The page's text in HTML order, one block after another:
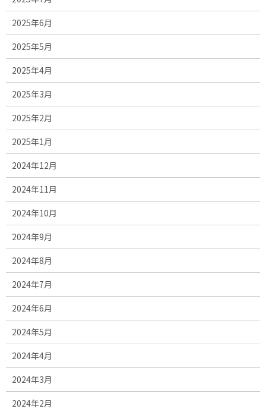
2025年6月
2025年5月
2025年4月
2025年3月
2025年2月
2025年1月
2024年12月
2024年11月
2024年10月
2024年9月
2024年8月
2024年7月
2024年6月
2024年5月
2024年4月
2024年3月
2024年2月